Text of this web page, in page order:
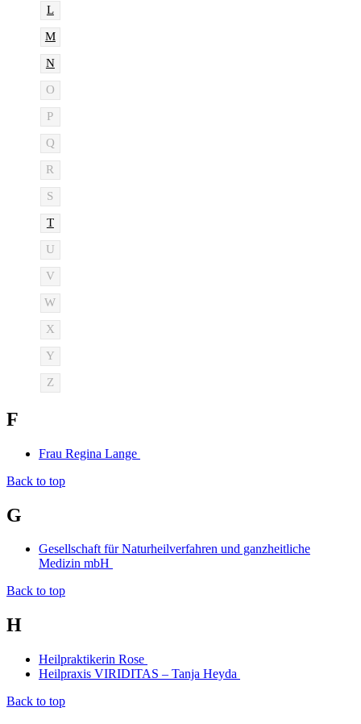
L
M
N
O
P
Q
R
S
T
U
V
W
X
Y
Z
F
Frau Regina Lange
Back to top
G
Gesellschaft für Naturheilverfahren und ganzheitliche
Medizin mbH
Back to top
H
Heilpraktikerin Rose
Heilpraxis VIRIDITAS – Tanja Heyda
Back to top